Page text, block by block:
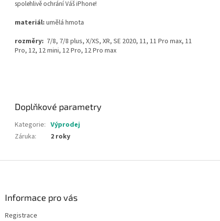
spolehlivě ochrání Váš iPhone!
materiál: umělá hmota
rozměry: 7/8, 7/8 plus, X/XS, XR, SE 2020, 11, 11 Pro max, 11
Pro, 12, 12 mini, 12 Pro, 12 Pro max
Doplňkové parametry
Kategorie: Výprodej
Záruka: 2 roky
Informace pro vás
Registrace